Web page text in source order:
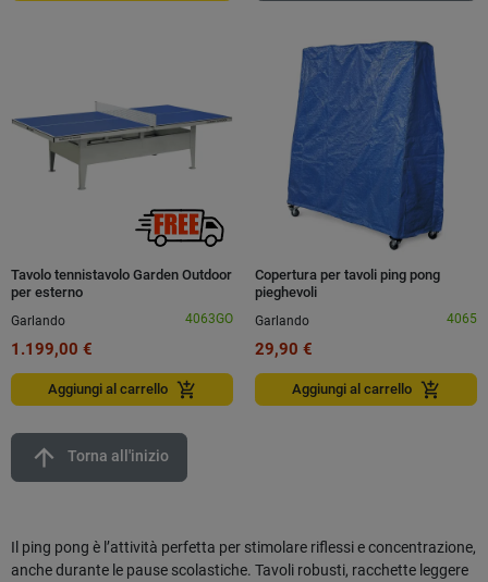
Tavolo tennistavolo Garden Outdoor
per esterno
Garlando
4063GO
1.199,00 €
Aggiungi al carrello add_shopping_cart
Copertura per tavoli ping pong
pieghevoli
Garlando
4065
29,90 €
Aggiungi al carrello add_shopping_cart
arrow_upward Torna all'inizio
Il ping pong è l’attività perfetta per stimolare riflessi e concentrazione,
anche durante le pause scolastiche. Tavoli robusti, racchette leggere